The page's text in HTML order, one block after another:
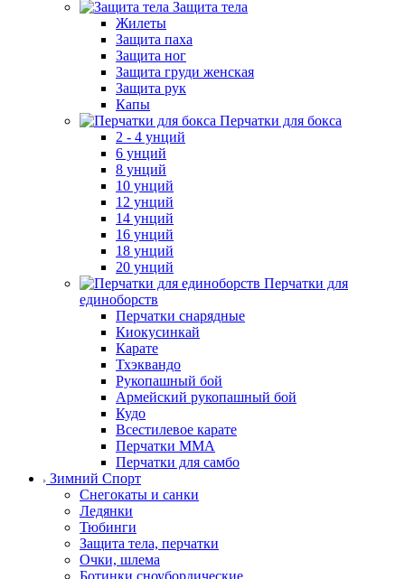
Защита тела
Жилеты
Защита паха
Защита ног
Защита груди женская
Защита рук
Капы
Перчатки для бокса
2 - 4 унций
6 унций
8 унций
10 унций
12 унций
14 унций
16 унций
18 унций
20 унций
Перчатки для
единоборств
Перчатки снарядные
Киокусинкай
Карате
Тхэквандо
Рукопашный бой
Армейский рукопашный бой
Кудо
Всестилевое карате
Перчатки MMA
Перчатки для самбо
Зимний Спорт
Снегокаты и санки
Ледянки
Тюбинги
Защита тела, перчатки
Очки, шлема
Ботинки сноубордические